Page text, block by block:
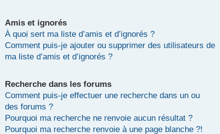
Amis et ignorés
À quoi sert ma liste d’amis et d’ignorés ?
Comment puis-je ajouter ou supprimer des utilisateurs de
ma liste d’amis et d’ignorés ?
Recherche dans les forums
Comment puis-je effectuer une recherche dans un ou
des forums ?
Pourquoi ma recherche ne renvoie aucun résultat ?
Pourquoi ma recherche renvoie à une page blanche ?!